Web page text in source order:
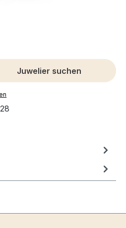
Gib den
Juwelier suchen